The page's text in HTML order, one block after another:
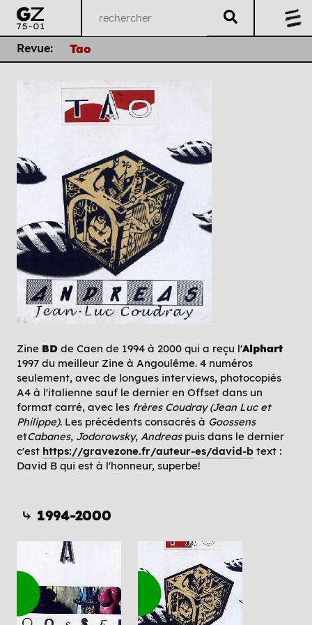
Revue: Tao
Zine BD de Caen de 1994 à 2000 qui a reçu l'Alphart
1997 du meilleur Zine à Angoulême. 4 numéros
seulement, avec de longues interviews, photocopiés
A4 à l'italienne sauf le dernier en Offset dans un
format carré, avec les frères Coudray (Jean Luc et
Philippe). Les précédents consacrés à Goossens
etCabanes, Jodorowsky, Andreaspuis dans le dernier
c'est https://gravezone.fr/auteur-es/david-b text :
David B qui est à l'honneur, superbe!
⤷ 1994-2000